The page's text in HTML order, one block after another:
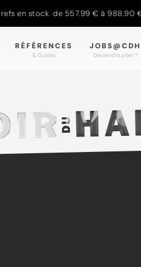
stock de 557.99 € à 988.90 €
RÉFÉRENCES
& Guides
JOBS@CDH
Deviendre pilier ?